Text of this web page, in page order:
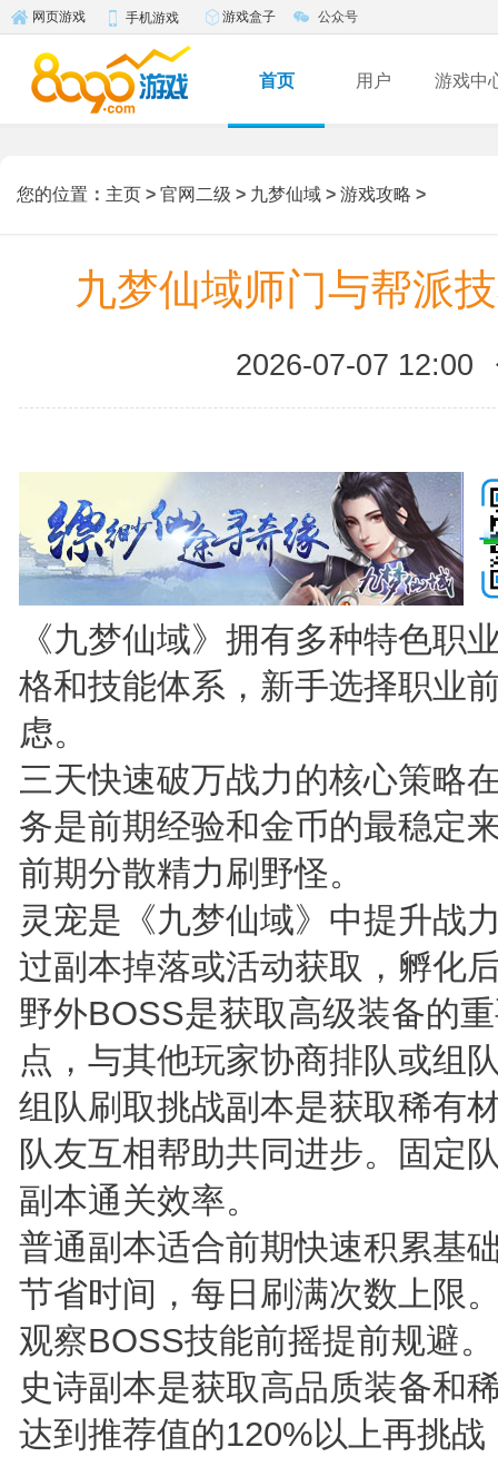
网页游戏 手机游戏 游戏盒子 公众号
首页 用户 游戏中
您的位置 ： 主页 > 官网二级 > 九梦仙域 > 游戏攻略 >
九梦仙域师门与帮派
2026-07-07 12:00
《九梦仙域》拥有多种特色职
格和技能体系，新手选择职业
虑。
三天快速破万战力的核心策略
务是前期经验和金币的最稳定
前期分散精力刷野怪。
灵宠是《九梦仙域》中提升战
过副本掉落或活动获取，孵化
野外BOSS是获取高级装备的
点，与其他玩家协商排队或组
组队刷取挑战副本是获取稀有
队友互相帮助共同进步。固定
副本通关效率。
普通副本适合前期快速积累基
节省时间，每日刷满次数上限
观察BOSS技能前摇提前规避。
史诗副本是获取高品质装备和
达到推荐值的120%以上再挑